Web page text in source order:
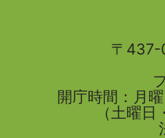
〒437-
開庁時間：月
（土曜